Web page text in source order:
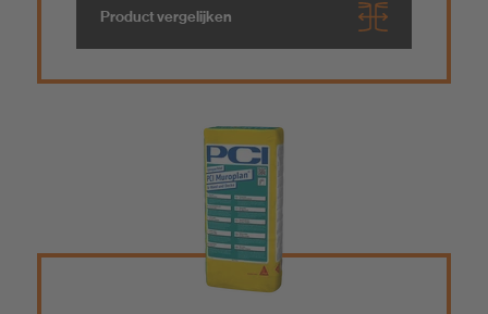
Toeslagmiddelen en tuinproducten
Reinigingsmiddelen
Gereedschap
Product vergelijken